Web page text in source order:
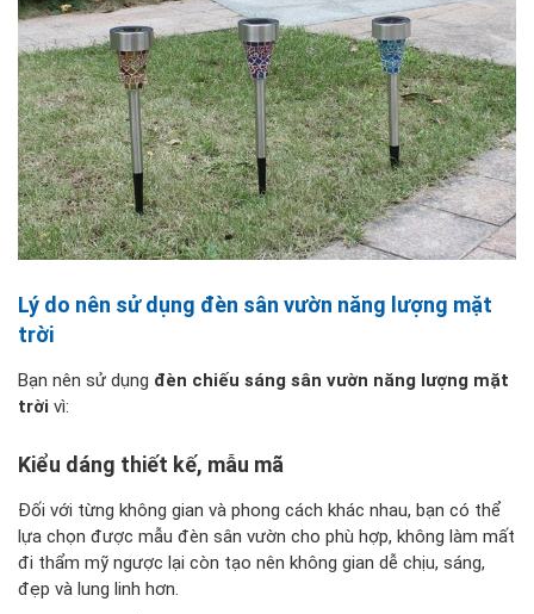
Lý do nên sử dụng đèn sân vườn năng lượng mặt
trời
Bạn nên sử dụng đèn chiếu sáng sân vườn năng lượng mặt
trời vì:
Kiểu dáng thiết kế, mẫu mã
Đối với từng không gian và phong cách khác nhau, bạn có thể
lựa chọn được mẫu đèn sân vườn cho phù hợp, không làm mất
đi thẩm mỹ ngược lại còn tạo nên không gian dễ chịu, sáng,
đẹp và lung linh hơn.